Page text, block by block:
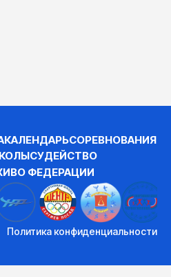
КАЛЕНДАРЬСОРЕВНОВАНИЯ
СУДЕЙСТВО
О ФЕДЕРАЦИИ
Политика конфиденциальности